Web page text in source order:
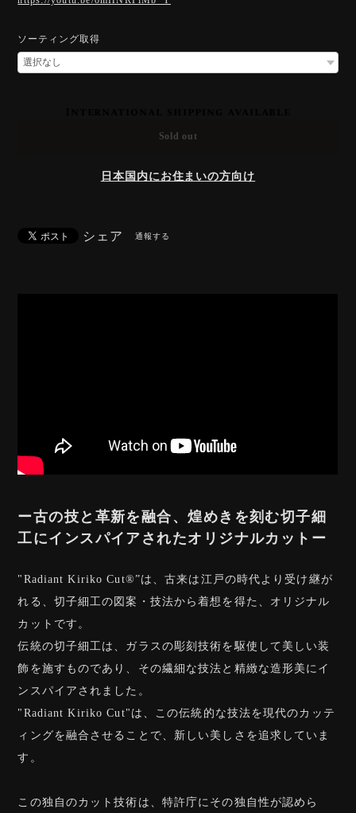
ソーティング取得
Sold out
日本国内にお住まいの方向け
シェア 通報する
ー古の技と革新を融合、煌めきを刻む切子細
工にインスパイアされたオリジナルカットー
"Radiant Kiriko Cut®︎”は、古来は江戸の時代より受け継が
れる、切子細工の図案・技法から着想を得た、オリジナル
カットです。
伝統の切子細工は、ガラスの彫刻技術を駆使して美しい装
飾を施すものであり、その繊細な技法と精緻な造形美にイ
ンスパイアされました。
"Radiant Kiriko Cut"は、この伝統的な技法を現代のカッテ
ィングを融合させることで、新しい美しさを追求していま
す。
この独自のカット技術は、特許庁にその独自性が認めら